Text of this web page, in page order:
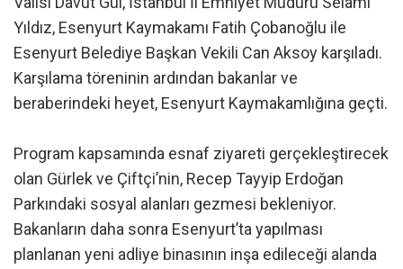
Yıldız, Esenyurt Kaymakamı Fatih Çobanoğlu ile
Esenyurt Belediye Başkan Vekili Can Aksoy karşıladı.
Karşılama töreninin ardından bakanlar ve
beraberindeki heyet, Esenyurt Kaymakamlığına geçti.
Program kapsamında esnaf ziyareti gerçekleştirecek
olan Gürlek ve Çiftçi’nin, Recep Tayyip Erdoğan
Parkındaki sosyal alanları gezmesi bekleniyor.
Bakanların daha sonra Esenyurt’ta yapılması
planlanan yeni adliye binasının inşa edileceği alanda